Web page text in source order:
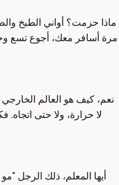
ماذا حزمت؟ أواني الطبخ
مرة أسافر معك، أجوع تسع
نعم، كيف هو العالم
لا حرارة، ولا حتى
أيها المعلم، ذلك الرجل